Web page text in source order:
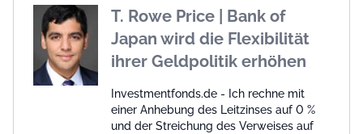
T. Rowe Price | Bank of
Japan wird die Flexibilität
ihrer Geldpolitik erhöhen
Investmentfonds.de - Ich rechne mit
einer Anhebung des Leitzinses auf 0 %
und der Streichung des Verweises auf